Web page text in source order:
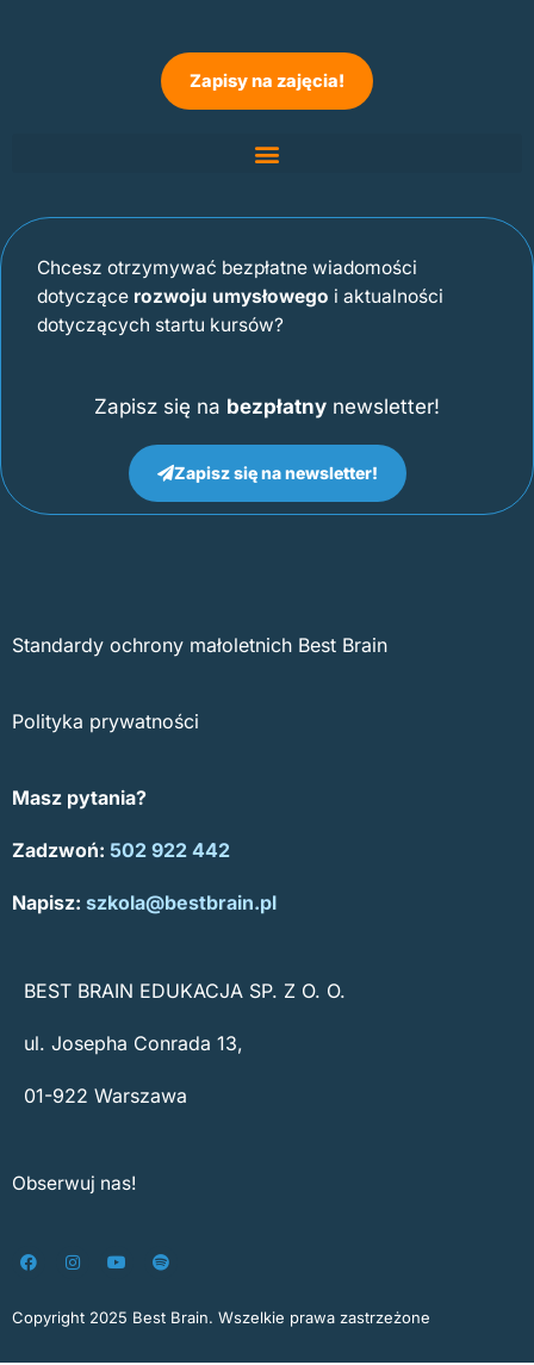
Zapisy na zajęcia!
Chcesz otrzymywać bezpłatne wiadomości
dotyczące rozwoju umysłowego i aktualności
dotyczących startu kursów?
Zapisz się na bezpłatny newsletter!
Zapisz się na newsletter!
Standardy ochrony małoletnich Best Brain
Polityka prywatności
Masz pytania?
Zadzwoń: 502 922 442
Napisz: szkola@bestbrain.pl
BEST BRAIN EDUKACJA SP. Z O. O.
ul. Josepha Conrada 13,
01-922 Warszawa
Obserwuj nas!
F
a
b
I
n
a
Y
o
u
S
p
i
Copyright 2025 Best Brain. Wszelkie prawa zastrzeżone